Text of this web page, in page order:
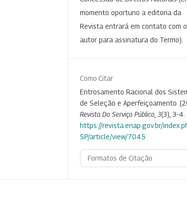
momento oportuno a editoria da
Revista entrará em contato com o
autor para assinatura do Termo).
Como Citar
Entrosamento Racional dos
de Seleção e Aperfeiçoamento.
Revista Do Serviço Público 3(3), 3-4.
https://revista.enap.gov.br/
SP/article/view/7045
Formatos de Citação